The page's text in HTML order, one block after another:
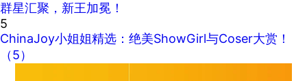
群星汇聚，新王加冕！
5
ChinaJoy小姐姐精选：绝美ShowGirl与Coser大赏！
（5）